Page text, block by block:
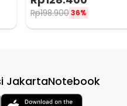
Rp198.90036%
JakartaNotebook